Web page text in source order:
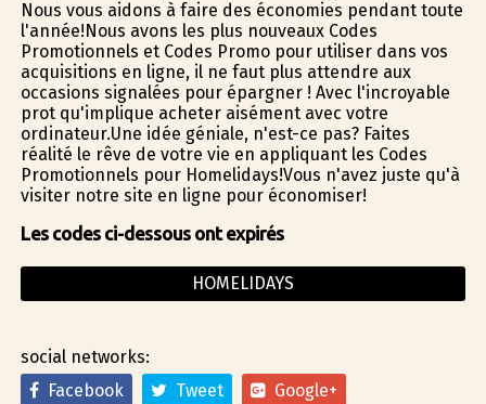
Nous vous aidons à faire des économies pendant toute
l'année!Nous avons les plus nouveaux Codes
Promotionnels et Codes Promo pour utiliser dans vos
acquisitions en ligne, il ne faut plus attendre aux
occasions signalées pour épargner ! Avec l'incroyable
profit qu'implique acheter aisément avec votre
ordinateur.Une idée géniale, n'est-ce pas? Faites
réalité le rêve de votre vie en appliquant les Codes
Promotionnels pour Homelidays!Vous n'avez juste qu'à
visiter notre site en ligne pour économiser!
Les codes ci-dessous ont expirés
HOMELIDAYS
social networks:
Facebook
Tweet Google+